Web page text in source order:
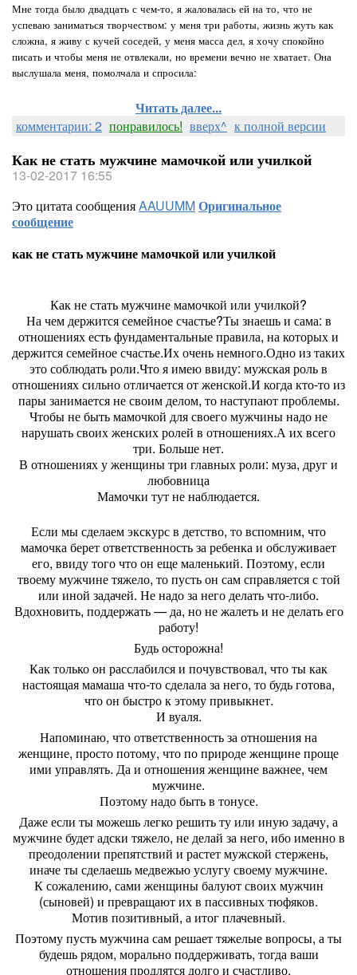
Мне тогда было двадцать с чем-то, я жаловалась ей на то, что не
успеваю заниматься творчеством: у меня три работы, жизнь жуть как
сложна, я живу с кучей соседей, у меня масса дел, я хочу спокойно
писать и чтобы меня не отвлекали, но времени вечно не хватает. Она
выслушала меня, помолчала и спросила:
Читать далее...
комментарии: 2 понравилось! вверх^ к полной версии
Как не стать мужчине мамочкой или училкой
13-02-2017 16:55
Это цитата сообщенияAAUUMMОригинальное
сообщение
как не стать мужчине мамочкой или училкой
Как не стать мужчине мамочкой или училкой?
На чем держится семейное счастье?Ты знаешь и сама: в
отношениях есть фундаментальные правила, на которых и
держится семейное счастье.Их очень немного.Одно из таких
это соблюдать роли.Что я имею ввиду: мужская роль в
отношениях сильно отличается от женской.И когда кто-то из
пары занимается не своим делом, то наступают проблемы.
Чтобы не быть мамочкой для своего мужчины надо не
нарушать своих женских ролей в отношениях.А их всего
три. Больше нет.
В отношениях у женщины три главных роли: муза, друг и
любовница
Мамочки тут не наблюдается.
Если мы сделаем экскурс в детство, то вспомним, что
мамочка берет ответственность за ребенка и обслуживает
его, ввиду того что он еще маленький. Поэтому, если
твоему мужчине тяжело, то пусть он сам справляется с той
или иной задачей. Не надо за него делать что-либо.
Вдохновить, поддержать — да, но не жалеть и не делать его
работу!
Будь осторожна!
Как только он расслабился и почувствовал, что ты как
настоящая мамаша что-то сделала за него, то будь готова,
что он быстро к этому привыкнет.
И вуаля.
Напоминаю, что ответственность за отношения на
женщине, просто потому, что по природе женщине проще
ими управлять. Да и отношения женщине важнее, чем
мужчине.
Поэтому надо быть в тонусе.
Даже если ты можешь легко решить ту или иную задачу, а
мужчине будет адски тяжело, не делай за него, ибо именно в
преодолении препятствий и растет мужской стержень,
иначе ты сделаешь медвежью услугу своему мужчине.
К сожалению, сами женщины балуют своих мужчин
(сыновей) и превращают их в пассивных тюфяков.
Мотив позитивный, а итог плачевный.
Поэтому пусть мужчина сам решает тяжелые вопросы, а ты
будешь рядом, морально поддерживать, тогда ваши
отношения продлятся долго и счастливо.